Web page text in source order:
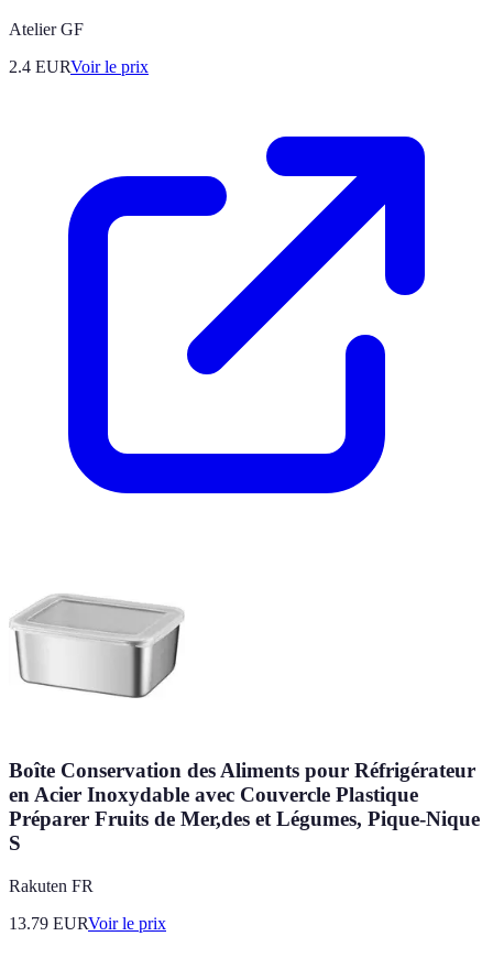
Atelier GF
2.4 EURVoir le prix
Boîte Conservation des Aliments pour Réfrigérateur
en Acier Inoxydable avec Couvercle Plastique
Préparer Fruits de Mer,des et Légumes, Pique-Nique
S
Rakuten FR
13.79 EURVoir le prix